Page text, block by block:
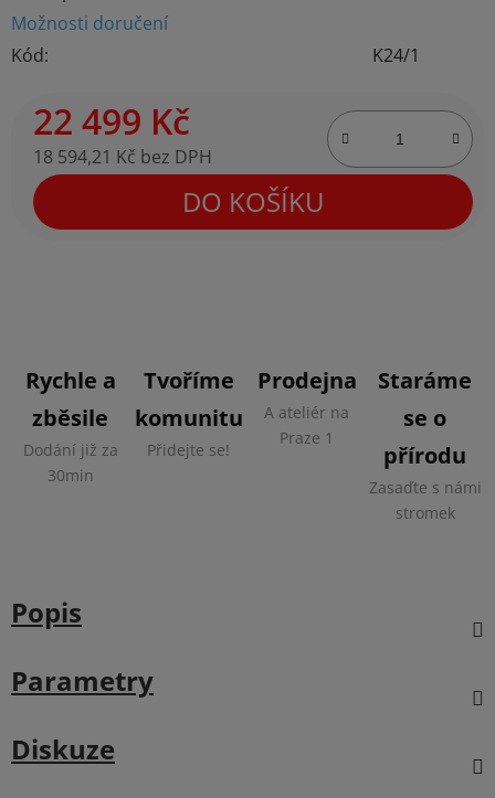
Možnosti doručení
Kód:
K24/1
22 499 Kč
18 594,21 Kč bez DPH
Měrná cena:
DO KOŠÍKU
Rychle a
zběsile
Dodání již za
30min
Tvoříme
komunitu
Přidejte se!
Prodejna
A ateliér na
Praze 1
Staráme
se o
přírodu
Zasaďte s námi
stromek
Popis
Parametry
Diskuze